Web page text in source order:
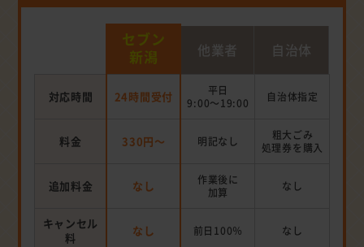
セブン
新潟
他業者 自治体
対応時間 24時間受付
平日
9:00～19:00
自治体指定
料金 330円～ 明記なし
粗大ごみ
処理券を 購入
追加料金 なし
作業後に
加算
なし
キャンセル
料
なし 前日100％ なし